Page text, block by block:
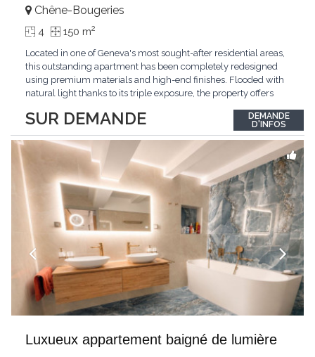
SUR DEMANDE
Chêne-Bougeries
4 150 m2
Located in one of Geneva's most sought-after residential areas,
this outstanding apartment has been completely redesigned
using premium materials and high-end finishes. Flooded with
natural light thanks to its triple exposure, the property offers
master suite, elegant reception areas, and a spacious terrace
overlooking a peaceful and green...
DEMANDE
D'INFOS
Luxueux appartement baigné de lumière